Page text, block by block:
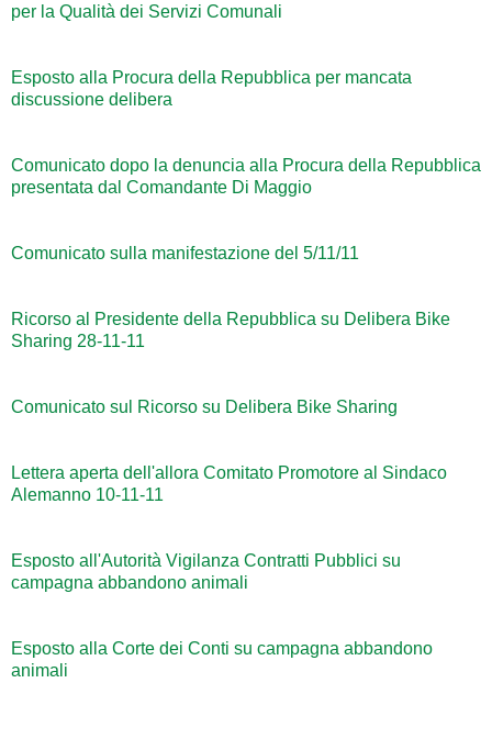
per la Qualità dei Servizi Comunali
Esposto alla Procura della Repubblica per mancata
discussione delibera
Comunicato dopo la denuncia alla Procura della Repubblica
presentata dal Comandante Di Maggio
Comunicato sulla manifestazione del 5/11/11
Ricorso al Presidente della Repubblica su Delibera Bike
Sharing 28-11-11
Comunicato sul Ricorso su Delibera Bike Sharing
Lettera aperta dell'allora Comitato Promotore al Sindaco
Alemanno 10-11-11
Esposto all'Autorità Vigilanza Contratti Pubblici su
campagna abbandono animali
Esposto alla Corte dei Conti su campagna abbandono
animali